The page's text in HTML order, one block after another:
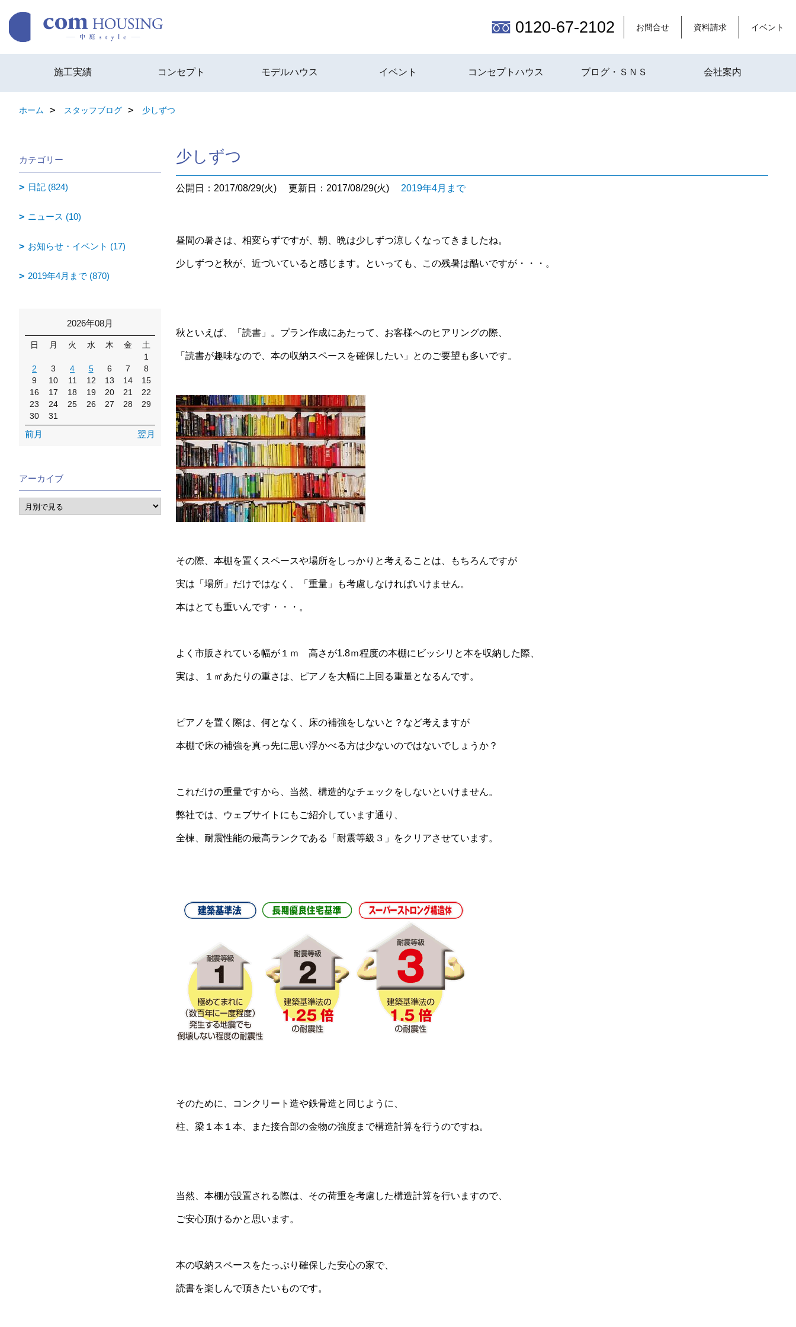
0120-67-2102 お問合せ 資料請求 イベント
施工実績 コンセプト モデルハウス イベント コンセプトハウス ブログ・ＳＮＳ 会社案内
ホーム スタッフブログ 少しずつ
少しずつ
公開日：2017/08/29(火) 更新日：2017/08/29(火) 2019年4月まで
昼間の暑さは、相変らずですが、朝、晩は少しずつ涼しくなってきましたね。
少しずつと秋が、近づいていると感じます。といっても、この残暑は酷いですが・・・。
秋といえば、「読書」。プラン作成にあたって、お客様へのヒアリングの際、
「読書が趣味なので、本の収納スペースを確保したい」とのご要望も多いです。
その際、本棚を置くスペースや場所をしっかりと考えることは、もちろんですが
実は「場所」だけではなく、「重量」も考慮しなければいけません。
本はとても重いんです・・・。
よく市販されている幅が１ｍ 高さが1.8ｍ程度の本棚にビッシリと本を収納した際、
実は、１㎡あたりの重さは、ピアノを大幅に上回る重量となるんです。
ピアノを置く際は、何となく、床の補強をしないと？など考えますが
本棚で床の補強を真っ先に思い浮かべる方は少ないのではないでしょうか？
これだけの重量ですから、当然、構造的なチェックをしないといけません。
弊社では、ウェブサイトにもご紹介しています通り、
全棟、耐震性能の最高ランクである「耐震等級３」をクリアさせています。
そのために、コンクリート造や鉄骨造と同じように、
柱、梁１本１本、また接合部の金物の強度まで構造計算を行うのですね。
当然、本棚が設置される際は、その荷重を考慮した構造計算を行いますので、
ご安心頂けるかと思います。
本の収納スペースをたっぷり確保した安心の家で、
読書を楽しんで頂きたいものです。
カテゴリー
日記 (824)
ニュース (10)
お知らせ・イベント (17)
2019年4月まで (870)
2026年08月
日 月 火 水 木 金
土
1
2
3 4 5 6 7
8
9
10 11 12 13 14
15
16
17 18 19 20 21
22
23
24 25 26 27 28
29
30
31
前月 翌月
アーカイブ